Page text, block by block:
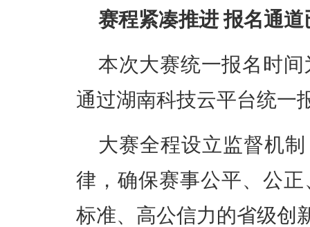
赛程紧凑推进 报名通
本次大赛统一报名时间
通过湖南科技云平台统一
大赛全程设立监督机
律，确保赛事公平、公
标准、高公信力的省级创